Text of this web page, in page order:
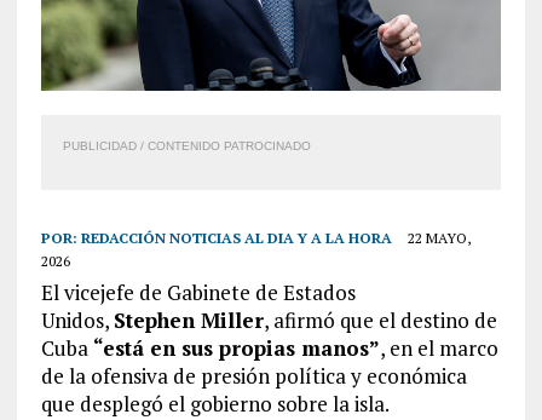
PUBLICIDAD / CONTENIDO PATROCINADO
POR: REDACCIÓN NOTICIAS AL DIA Y A LA HORA
22 MAYO,
2026
El vicejefe de Gabinete de Estados
Unidos, Stephen Miller, afirmó que el destino de
Cuba “está en sus propias manos”, en el marco
de la ofensiva de presión política y económica
que desplegó el gobierno sobre la isla.